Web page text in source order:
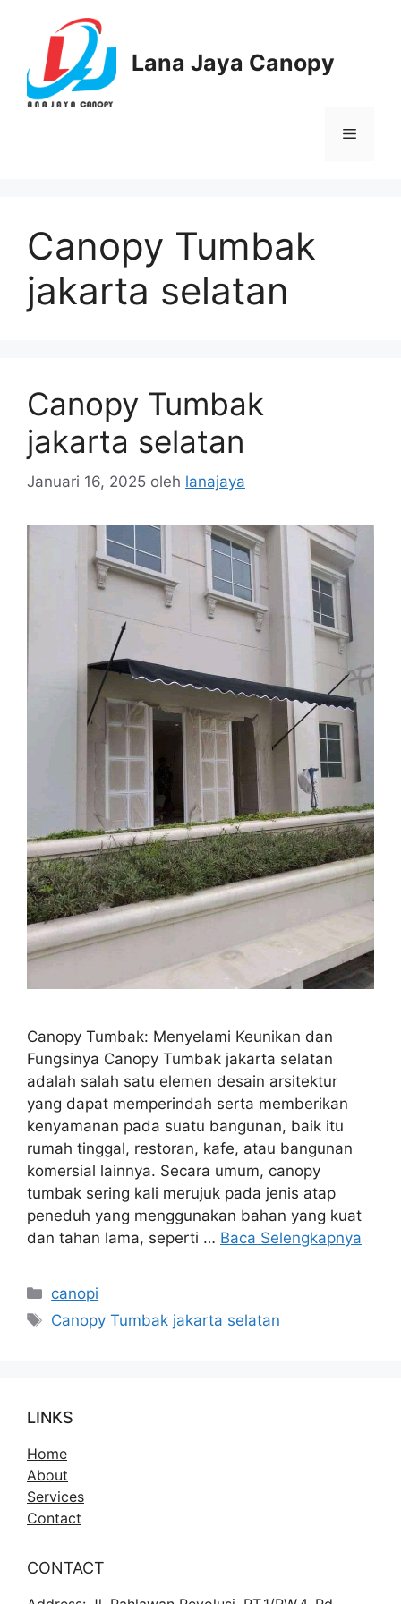
Lana Jaya Canopy
Menu
Canopy Tumbak
jakarta selatan
Canopy Tumbak
jakarta selatan
Januari 16, 2025 oleh lanajaya
Canopy Tumbak: Menyelami Keunikan dan
Fungsinya Canopy Tumbak jakarta selatan
adalah salah satu elemen desain arsitektur
yang dapat memperindah serta memberikan
kenyamanan pada suatu bangunan, baik itu
rumah tinggal, restoran, kafe, atau bangunan
komersial lainnya. Secara umum, canopy
tumbak sering kali merujuk pada jenis atap
peneduh yang menggunakan bahan yang kuat
dan tahan lama, seperti … Baca Selengkapnya
Kategori
canopi
Tag
Canopy Tumbak jakarta selatan
LINKS
Home
About
Services
Contact
CONTACT